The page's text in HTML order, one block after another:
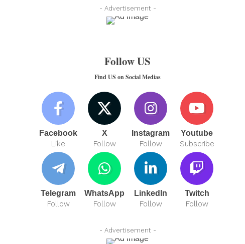
- Advertisement -
Follow US
Find US on Social Medias
Facebook
Like
X
Follow
Instagram
Follow
Youtube
Subscribe
Telegram
Follow
WhatsApp
Follow
LinkedIn
Follow
Twitch
Follow
- Advertisement -